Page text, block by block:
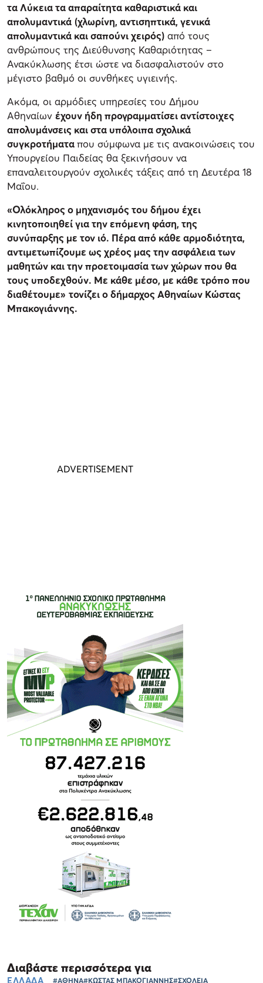
τα Λύκεια τα απαραίτητα καθαριστικά και
απολυμαντικά (χλωρίνη, αντισηπτικά, γενικά
απολυμαντικά και σαπούνι χειρός) από τους
ανθρώπους της Διεύθυνσης Καθαριότητας –
Ανακύκλωσης έτσι ώστε να διασφαλιστούν στο
μέγιστο βαθμό οι συνθήκες υγιεινής.
Ακόμα, οι αρμόδιες υπηρεσίες του Δήμου
Αθηναίων έχουν ήδη προγραμματίσει αντίστοιχες
απολυμάνσεις και στα υπόλοιπα σχολικά
συγκροτήματαπου σύμφωνα με τις ανακοινώσεις του
Υπουργείου Παιδείας θα ξεκινήσουν να
επαναλειτουργούν σχολικές τάξεις από τη Δευτέρα 18
Μαΐου.
«Ολόκληρος ο μηχανισμός του δήμου έχει
κινητοποιηθεί για την επόμενη φάση, της
συνύπαρξης με τον ιό. Πέρα από κάθε αρμοδιότητα,
αντιμετωπίζουμε ως χρέος μας την ασφάλεια των
μαθητών και την προετοιμασία των χώρων που θα
τους υποδεχθούν. Με κάθε μέσο, με κάθε τρόπο που
διαθέτουμε» τονίζει ο δήμαρχος Αθηναίων Κώστας
Μπακογιάννης.
Διαβάστε περισσότερα για
ΕΛΛΑΔΑ #ΑΘΗΝΑ#ΚΩΣΤΑΣ ΜΠΑΚΟΓΙΑΝΝΗΣ#ΣΧΟΛΕΙΑ